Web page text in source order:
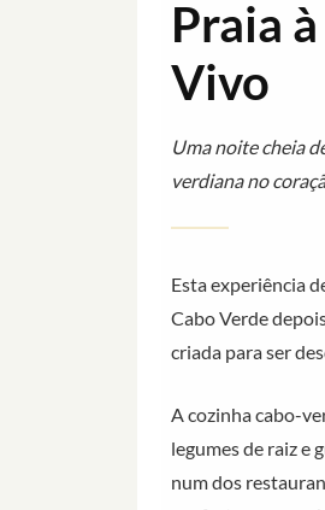
Praia
Vivo
Uma noite cheia
verdiana no
Esta experiência
Cabo Verde
criada para ser
A cozinha cabo-
legumes de raiz e
num dos